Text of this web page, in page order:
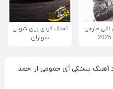
خارجی
آهنگ کردی برای شوتی
سواران
آهنگ بستکی آی حمومی از احمد